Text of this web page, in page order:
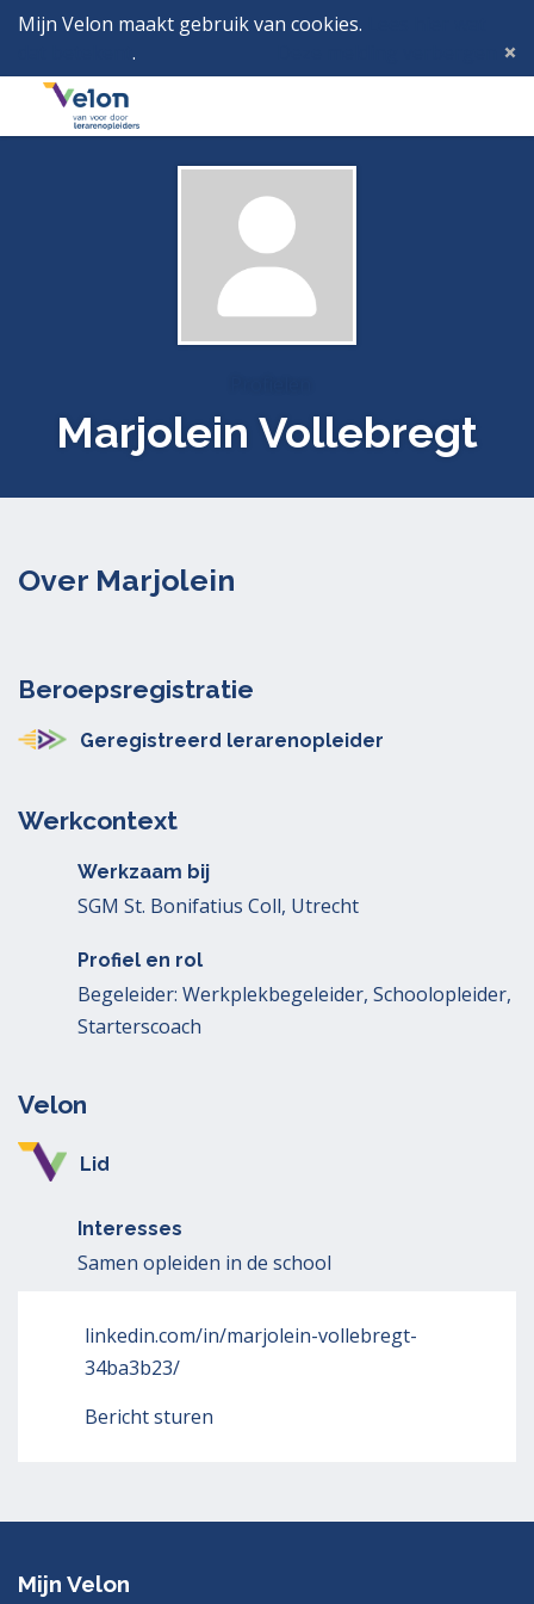
Mijn Velon maakt gebruik van cookies.
.
Menu
Marjolein Vollebregt
Over Marjolein
Beroepsregistratie
Geregistreerd lerarenopleider
Werkcontext
Werkzaam bij
SGM St. Bonifatius Coll, Utrecht
Profiel en rol
Begeleider: Werkplekbegeleider, Schoolopleider,
Starterscoach
Velon
Lid
Interesses
Samen opleiden in de school
linkedin.com/in/marjolein-vollebregt-
34ba3b23/
Bericht sturen
Mijn Velon